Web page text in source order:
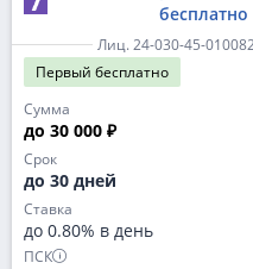
бесплатно
Лиц. 24-030-45-
Первый бесплатно
Сумма
до 30 000 ₽
Срок
до 30 дней
Ставка
до 0.80% в день
ПСК